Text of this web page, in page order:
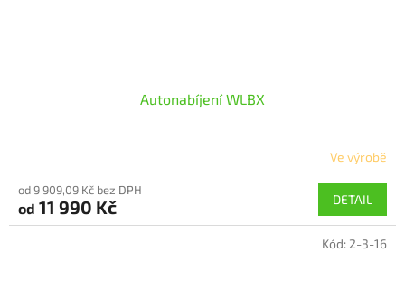
Autonabíjení WLBX
produktu
je
5,0
Ve výrobě
od 9 909,09 Kč bez DPH
od 11 990 Kč DETAIL
Kód: 2-3-16